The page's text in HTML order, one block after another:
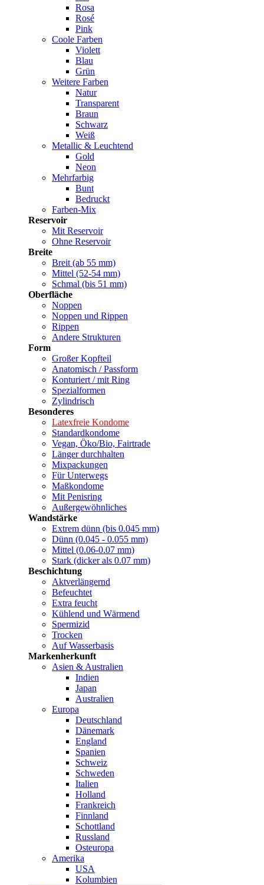
Rosa
Rosé
Pink
Coole Farben
Violett
Blau
Grün
Weitere Farben
Natur
Transparent
Braun
Schwarz
Weiß
Metallic & Leuchtend
Gold
Neon
Mehrfarbig
Bunt
Bedruckt
Farben-Mix
Reservoir
Mit Reservoir
Ohne Reservoir
Breite
Breit (ab 55 mm)
Mittel (52-54 mm)
Schmal (bis 51 mm)
Oberfläche
Noppen
Noppen und Rippen
Rippen
Andere Strukturen
Form
Großer Kopfteil
Anatomisch / Passform
Konturiert / mit Ring
Spezialformen
Zylindrisch
Besonderes
Latexfreie Kondome
Standardkondome
Vegan, Öko/Bio, Fairtrade
Länger durchhalten
Mixpackungen
Für Unterwegs
Maßkondome
Mit Penisring
Außergewöhnliches
Wandstärke
Extrem dünn (bis 0.045 mm)
Dünn (0.045 - 0.055 mm)
Mittel (0.06-0.07 mm)
Stark (dicker als 0.07 mm)
Beschichtung
Aktverlängernd
Befeuchtet
Extra feucht
Kühlend und Wärmend
Spermizid
Trocken
Auf Wasserbasis
Markenherkunft
Asien & Australien
Indien
Japan
Australien
Europa
Deutschland
Dänemark
England
Spanien
Schweiz
Schweden
Italien
Holland
Frankreich
Finnland
Schottland
Russland
Osteuropa
Amerika
USA
Kolumbien